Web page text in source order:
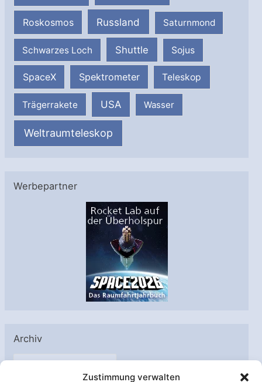
Zustimmung verwalten
Roskosmos Russland Saturnmond
Schwarzes Loch Shuttle Sojus
SpaceX Spektrometer Teleskop
Trägerrakete USA Wasser
Weltraumteleskop
Werbepartner
Archiv
A